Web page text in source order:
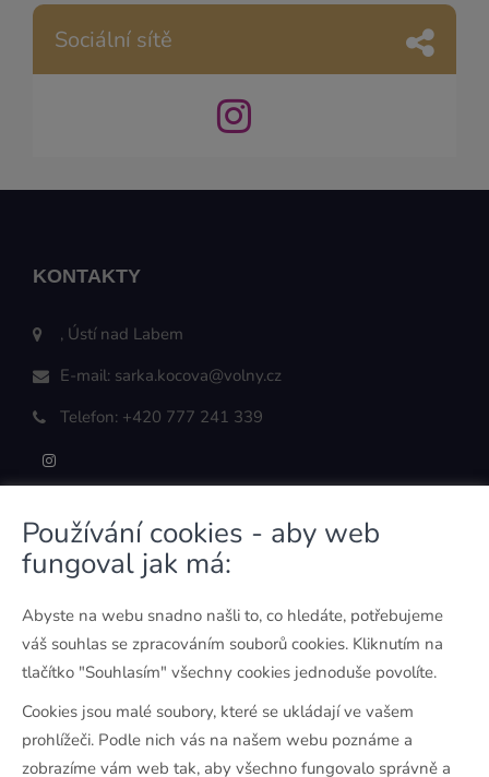
Sociální sítě
KONTAKTY
, Ústí nad Labem
E-mail: sarka.kocova@volny.cz
Telefon: +420 777 241 339
ODKAZY
Kontaktní údaje
Ochrana osobních údajů
JAK PRACUJI
Používání cookies - aby web
fungoval jak má:
Abyste na webu snadno našli to, co hledáte, potřebujeme
váš souhlas se zpracováním souborů cookies. Kliknutím na
tlačítko "Souhlasím" všechny cookies jednoduše povolíte.
Cookies jsou malé soubory, které se ukládají ve vašem
prohlížeči. Podle nich vás na našem webu poznáme a
zobrazíme vám web tak, aby všechno fungovalo správně a